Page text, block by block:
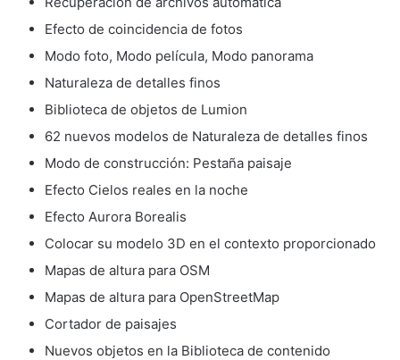
Efecto de coincidencia de fotos
Modo foto, Modo película, Modo panorama
Naturaleza de detalles finos
Biblioteca de objetos de Lumion
62 nuevos modelos de Naturaleza de detalles finos
Modo de construcción: Pestaña paisaje
Efecto Cielos reales en la noche
Efecto Aurora Borealis
Colocar su modelo 3D en el contexto proporcionado
Mapas de altura para OSM
Mapas de altura para OpenStreetMap
Cortador de paisajes
Nuevos objetos en la Biblioteca de contenido